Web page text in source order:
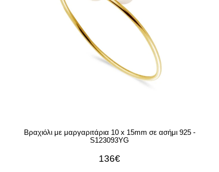
Βραχιόλι με μαργαριτάρια 10 x 15mm σε ασήμι 925 -
S123093YG
136€